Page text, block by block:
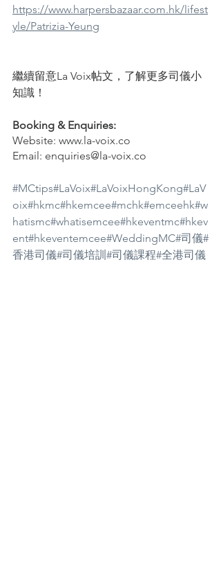
https://www.harpersbazaar.com.hk/lifest
yle/Patrizia-Yeung
繼續留意La Voix帖文，了解更多司儀小
知識！
Booking & Enquiries:
Website: www.la-voix.co
Email: enquiries@la-voix.co
#MCtips#LaVoix#LaVoixHongKong#LaV
oix#hkmc#hkemcee#mchk#emceehk#w
hatismc#whatisemcee#hkeventmc#hkev
ent#hkeventemcee#WeddingMC#司儀#
香港司儀#司儀培訓 #司儀課程#全港司儀